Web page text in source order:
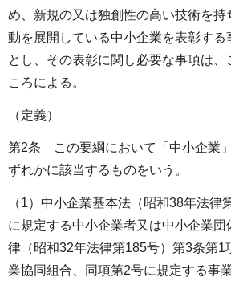
め、新規の又は独創性の高い技術を持
動を展開している中小企業を表彰する
とし、その表彰に関し必要な事項は、
ころによる。
（定義）
第2条 この要綱において「中小企業
ずれかに該当するものをいう。
（1）中小企業基本法（昭和38年法律
に規定する中小企業者又は中小企業
律（昭和32年法律第185号）第3条第1
業協同組合、同項第2号に規定する事